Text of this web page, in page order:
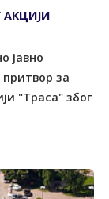
јавно
за
"Траса" због